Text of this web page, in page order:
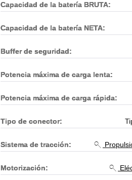
Capacidad de la batería BRUTA:
Capacidad de la batería NETA:
Buffer de seguridad:
Potencia máxima de carga lenta:
Potencia máxima de carga rápida:
Tipo de conector:
Sistema de tracción:
Motorización: